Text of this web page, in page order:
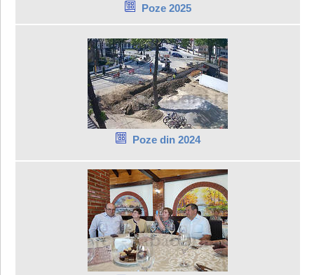
Poze 2025
Poze din 2024